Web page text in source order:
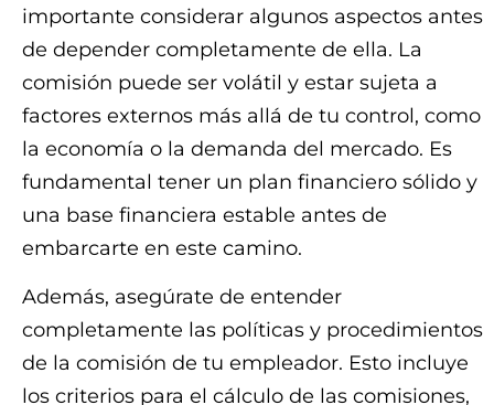
importante considerar algunos aspectos antes
de depender completamente de ella. La
comisión puede ser volátil y estar sujeta a
factores externos más allá de tu control, como
la economía o la demanda del mercado. Es
fundamental tener un plan financiero sólido y
una base financiera estable antes de
embarcarte en este camino.
Además, asegúrate de entender
completamente las políticas y procedimientos
de la comisión de tu empleador. Esto incluye
los criterios para el cálculo de las comisiones,